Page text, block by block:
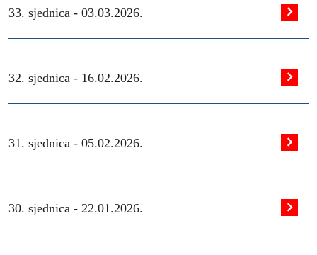
33. sjednica - 03.03.2026.
32. sjednica - 16.02.2026.
31. sjednica - 05.02.2026.
30. sjednica - 22.01.2026.